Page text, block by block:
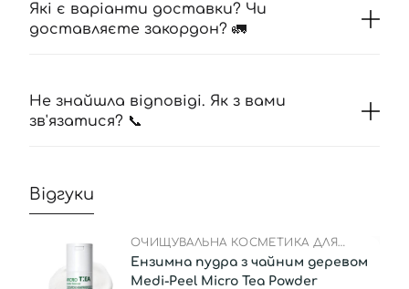
Які є варіанти доставки? Чи
доставляєте закордон? 🚛
Не знайшла відповіді. Як з вами
зв'язатися? 📞
Відгуки
ОЧИЩУВАЛЬНА КОСМЕТИКА ДЛЯ
ЧОЛОВІКІВ
Ензимна пудра з чайним деревом
Medi-Peel Micro Tea Powder